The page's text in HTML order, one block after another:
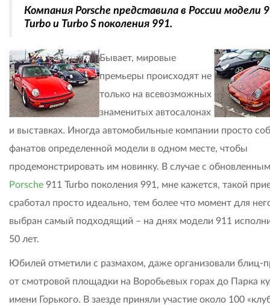
Компания Porsche представила в России модели
Turbo и Turbo S поколения 991.
Бывает, мировые
премьеры происходят не
только на всевозможных
знаменитых автосалонах
и выставках. Иногда автомобильные компании просто
фанатов определенной модели в одном месте, чтобы
продемонстрировать им новинку. В случае с обновленным
Porsche 911 Turbo поколения 991, мне кажется, такой
сработал просто идеально, тем более что момент для
выбран самый подходящий – на днях модели 911
50 лет.
Юбилей отметили с размахом, даже организовали блиц-
от смотровой площадки на Воробьевых горах до Парка
имени Горького. В заезде приняли участие около 100